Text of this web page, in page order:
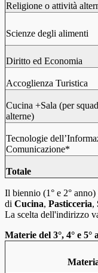
Religione o attività
Scienze degli alimenti
Diritto ed Economia
Accoglienza Turistica
Cucina +Sala (per
alterne)
Tecnologie
Comunicazione*
Totale
Il biennio (1° e 2°
di Cucina, Pasticceria,
La scelta dell'indirizzo
Materie del 3°, 4° e 5°